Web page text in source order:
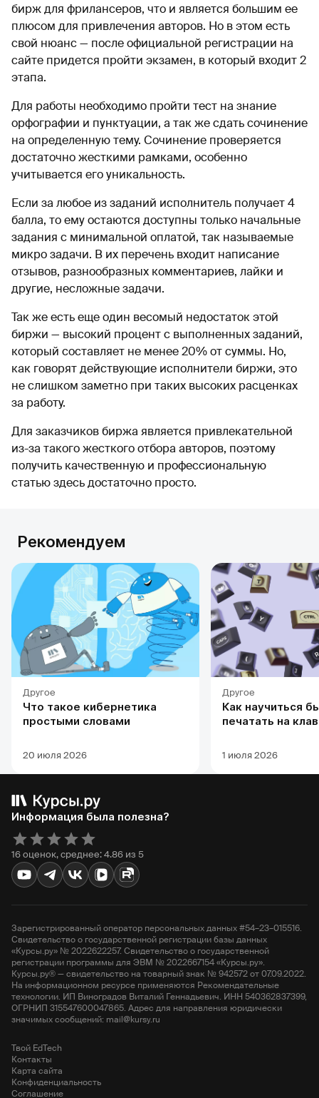
бирж для фрилансеров, что и является большим ее
плюсом для привлечения авторов. Но в этом есть
свой нюанс — после официальной регистрации на
сайте придется пройти экзамен, в который входит 2
этапа.
Для работы необходимо пройти тест на знание
орфографии и пунктуации, а так же сдать сочинение
на определенную тему. Сочинение проверяется
достаточно жесткими рамками, особенно
учитывается его уникальность.
Если за любое из заданий исполнитель получает 4
балла, то ему остаются доступны только начальные
задания с минимальной оплатой, так называемые
микро задачи. В их перечень входит написание
отзывов, разнообразных комментариев, лайки и
другие, несложные задачи.
Так же есть еще один весомый недостаток этой
биржи — высокий процент с выполненных заданий,
который составляет не менее 20% от суммы. Но,
как говорят действующие исполнители биржи, это
не слишком заметно при таких высоких расценках
за работу.
Для заказчиков биржа является привлекательной
из-за такого жесткого отбора авторов, поэтому
получить качественную и профессиональную
статью здесь достаточно просто.
Рекомендуем
Другое
Что такое кибернетика
простыми словами
20 июля 2026
Другое
Как научиться
печатать на
1 июля 2026
Информация была полезна?
16 оценок, среднее: 4.86 из 5
Зарегистрированный оператор персональных данных #54–23–015516.
Свидетельство о государственной регистрации базы данных
«Курсы.ру» № 2022622257. Свидетельство о государственной
регистрации программы для ЭВМ № 2022667154 «Курсы.ру».
Курсы.ру® — свидетельство на товарный знак № 942572 от 07.09.2022.
На информационном ресурсе применяются Рекомендательные
технологии. ИП Виноградов Виталий Геннадьевич. ИНН 540362837399,
ОГРНИП 315547600047865. Адрес для направления юридически
значимых сообщений: mail@kursy.ru
Твой EdTech
Контакты
Карта сайта
Конфиденциальность
Соглашение